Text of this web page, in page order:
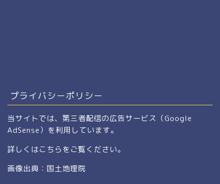
プライバシーポリシー
当サイトでは、第三者配信の広告サービス（Google
AdSense）を利用しています。
詳しくはこちら をご覧ください。
画像出典：国土地理院